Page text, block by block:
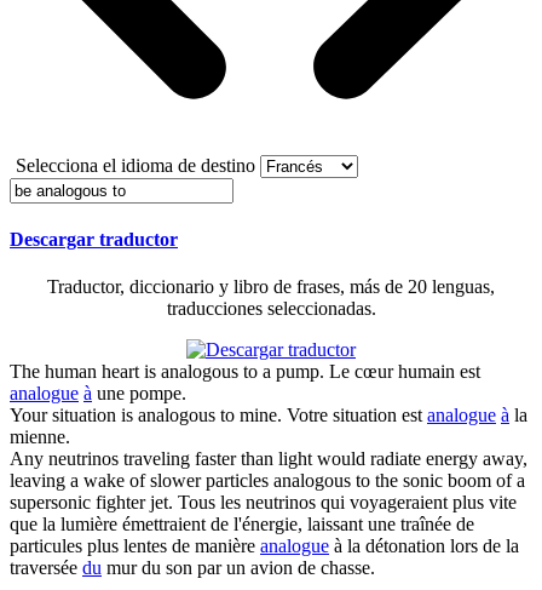
Selecciona el idioma de destino
Descargar traductor
Traductor, diccionario y libro de frases, más de 20 lenguas,
traducciones seleccionadas.
The human heart is analogous to a pump. Le cœur humain est
analogue à une pompe.
Your situation is analogous to mine. Votre situation estanalogue à la
mienne.
Any neutrinos traveling faster than light would radiate energy away,
leaving a wake of slower particles analogous to the sonic boom of a
supersonic fighter jet. Tous les neutrinos qui voyageraient plus vite
que la lumière émettraient de l'énergie, laissant une traînée de
particules plus lentes de manière analogue à la détonation lors de la
traversée du mur du son par un avion de chasse.